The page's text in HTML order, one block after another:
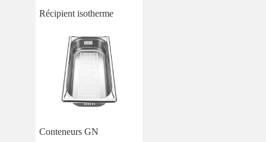
Récipient isotherme
Conteneurs GN